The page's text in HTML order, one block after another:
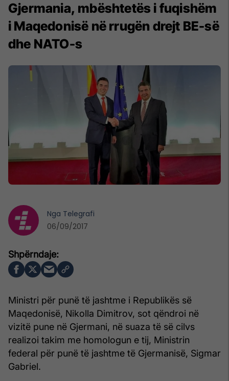
Gjermania, mbështetës i fuqishëm
i Maqedonisë në rrugën drejt BE-së
dhe NATO-s
Ministri për punë të jashtme i Republikës së
Maqedonisë, Nikolla Dimitrov, sot qëndroi në
vizitë pune në Gjermani, në suaza të së cilvs
realizoi takim me homologun e tij, Ministrin
federal për punë të jashtme të Gjermanisë, Sigmar
Gabriel.
Nga Telegrafi
06/09/2017